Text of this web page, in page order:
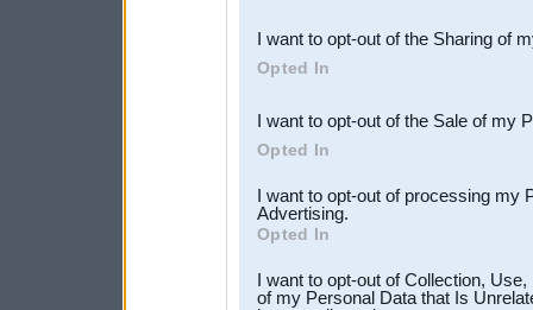
Downstream Participants
third parties.
I want to opt-out of the Sharing of
Opted In
I want to opt-out of the Sale of my
Opted In
I want to opt-out of processing my
Advertising.
Opted In
I want to opt-out of Collection,
of my Personal Data that Is